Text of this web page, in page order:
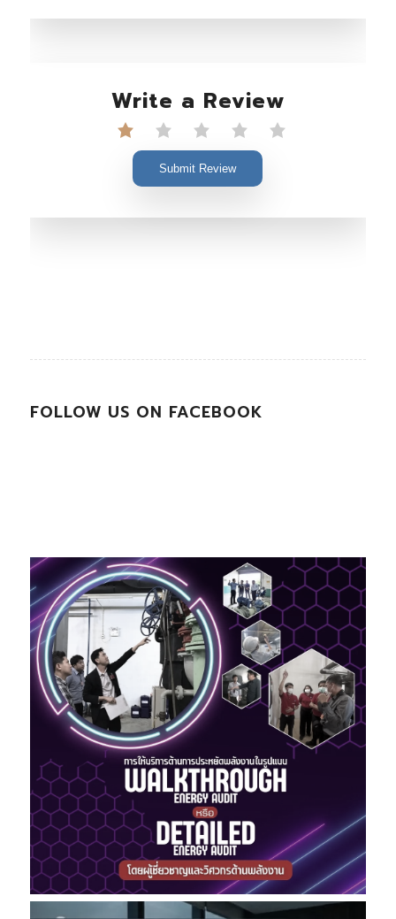
Write a Review
Submit Review
FOLLOW US ON FACEBOOK